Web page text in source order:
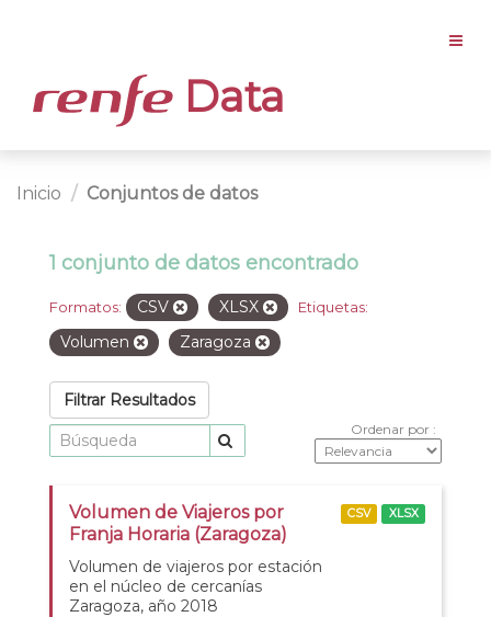
Data
Inicio Conjuntos de datos
1 conjunto de datos encontrado
Formatos: CSV XLSX Etiquetas:
Volumen Zaragoza
Filtrar Resultados
Ordenar por
Volumen de Viajeros por
Franja Horaria (Zaragoza)
Volumen de viajeros por estación
en el núcleo de cercanías
Zaragoza, año 2018
CSV XLSX